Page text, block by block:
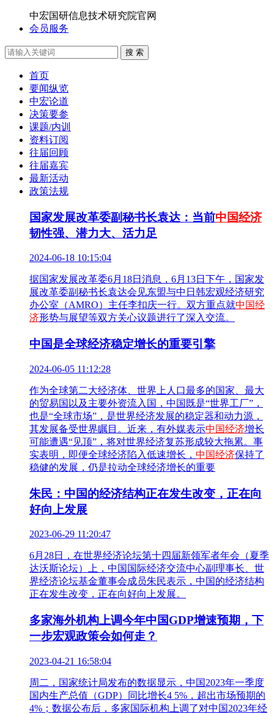
中宏国研信息技术研究院官网
会员服务
搜 索
首页
要闻纵览
中宏论道
决策要参
课题/内训
资料订阅
往届回顾
往届嘉宾
最新活动
政策法规
国家发展改革委副秘书长袁达：当前中国经济
韧性强、潜力大、活力足
2024-06-18 10:15:04
据国家发展改革委6月18日消息，6月13日下午，国家发
展改革委副秘书长袁达会见东盟与中日韩宏观经济研究
办公室（AMRO）主任李扣庆一行。双方重点就中国经
济形势与展望等双方关心议题进行了深入交流。
中国是全球经济稳定增长的重要引擎
2024-06-05 11:12:28
作为全球第二大经济体、世界上人口最多的国家、最大
的贸易国以及主要外资流入国，中国既是“世界工厂”，
也是“全球市场”，是世界经济发展的稳定器和动力源，
其发展备受世界瞩目。近来，有外媒表示中国经济增长
可能遭遇“见顶”，将对世界经济复苏形成较大拖累。事
实表明，即便全球经济陷入低速增长， 中国经济保持了
稳健的发展，仍是拉动全球经济增长的重要
朱民：中国的经济结构正在发生改变，正在向
好向上发展
2023-06-29 11:20:47
6月28日，在世界经济论坛第十四届新领军者年会（夏季
达沃斯论坛）上，中国国际经济交流中心副理事长、世
界经济论坛基金董事会成员朱民表示，中国的经济结构
正在发生改变，正在向好向上发展。
多家海外机构上调今年中国GDP增速预期，下
一步宏观政策会如何走？
2023-04-21 16:58:04
周二，国家统计局发布的数据显示，中国2023年一季度
国内生产总值（GDP）同比增长4 5%，超出市场预期的
4%；数据公布后，多家国际机构上调了对中国2023年经